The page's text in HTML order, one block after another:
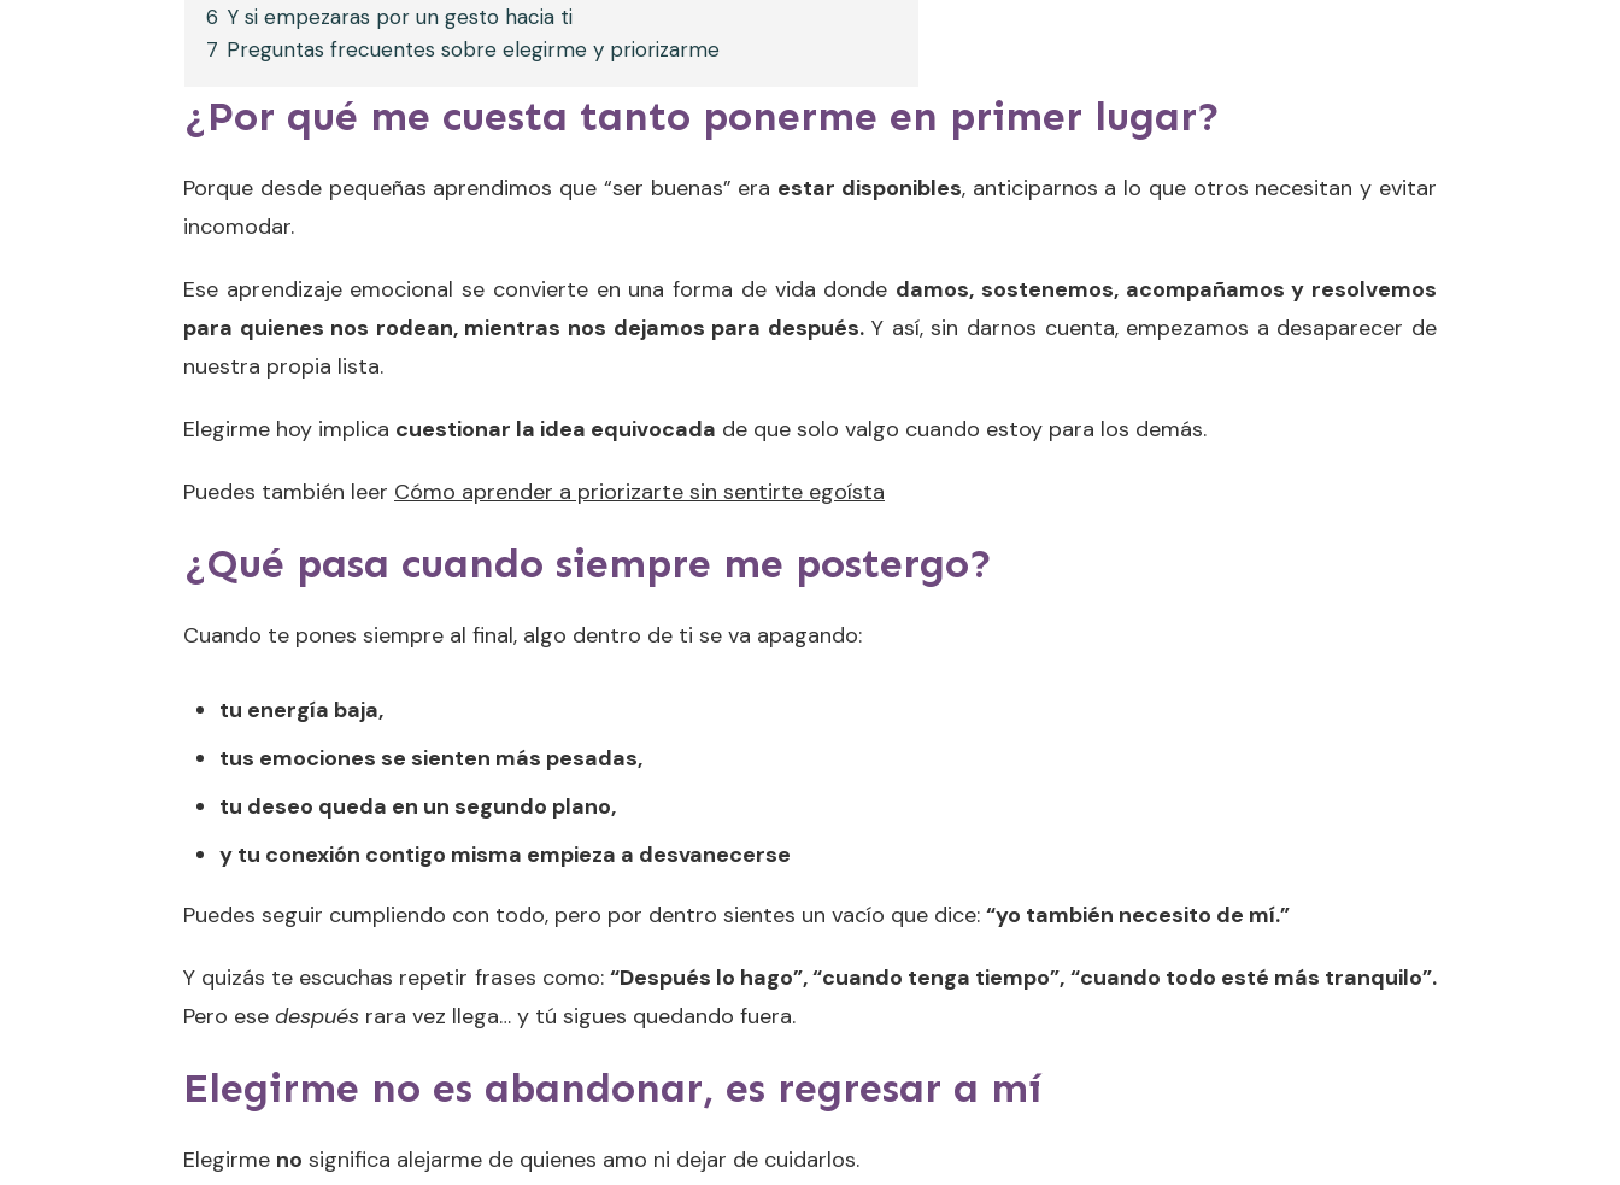
6 Y si empezaras por un gesto hacia ti
7 Preguntas frecuentes sobre elegirme y priorizarme
¿Por qué me cuesta tanto ponerme en primer lugar?
Porque desde pequeñas aprendimos que “ser buenas” era estar disponibles, anticiparnos a lo que otros necesitan y evitar
incomodar.
Ese aprendizaje emocional se convierte en una forma de vida donde damos, sostenemos, acompañamos y resolvemos
para quienes nos rodean, mientras nos dejamos para después.Y así, sin darnos cuenta, empezamos a desaparecer de
nuestra propia lista.
Elegirme hoy implica cuestionar la idea equivocada de que solo valgo cuando estoy para los demás.
Puedes también leer Cómo aprender a priorizarte sin sentirte egoísta
¿Qué pasa cuando siempre me postergo?
Cuando te pones siempre al final, algo dentro de ti se va apagando:
tu energía baja,
tus emociones se sienten más pesadas,
tu deseo queda en un segundo plano,
y tu conexión contigo misma empieza a desvanecerse
Puedes seguir cumpliendo con todo, pero por dentro sientes un vacío que dice: “yo también necesito de mí.”
Y quizás te escuchas repetir frases como: “Después lo hago”, “cuando tenga tiempo”, “cuando todo esté más tranquilo”.
Pero ese después rara vez llega… y tú sigues quedando fuera.
Elegirme no es abandonar, es regresar a mí
Elegirme no significa alejarme de quienes amo ni dejar de cuidarlos.